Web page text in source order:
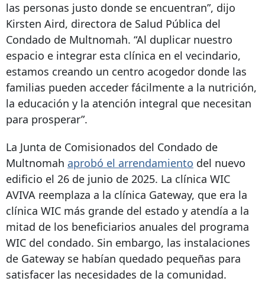
las personas justo donde se encuentran”, dijo
Kirsten Aird, directora de Salud Pública del
Condado de Multnomah. “Al duplicar nuestro
espacio e integrar esta clínica en el vecindario,
estamos creando un centro acogedor donde las
familias pueden acceder fácilmente a la nutrición,
la educación y la atención integral que necesitan
para prosperar”.
La Junta de Comisionados del Condado de
Multnomah aprobó el arrendamiento del nuevo
edificio el 26 de junio de 2025. La clínica WIC
AVIVA reemplaza a la clínica Gateway, que era la
clínica WIC más grande del estado y atendía a la
mitad de los beneficiarios anuales del programa
WIC del condado. Sin embargo, las instalaciones
de Gateway se habían quedado pequeñas para
satisfacer las necesidades de la comunidad.